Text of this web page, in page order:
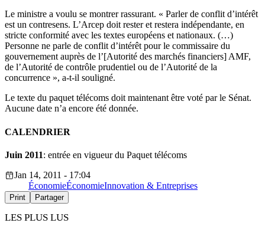
Le ministre a voulu se montrer rassurant. « Parler de conflit d’intérêt
est un contresens. L’Arcep doit rester et restera indépendante, en
stricte conformité avec les textes européens et nationaux. (…)
Personne ne parle de conflit d’intérêt pour le commissaire du
gouvernement auprès de l’[Autorité des marchés financiers] AMF,
de l’Autorité de contrôle prudentiel ou de l’Autorité de la
concurrence », a-t-il souligné.
Le texte du paquet télécoms doit maintenant être voté par le Sénat.
Aucune date n’a encore été donnée.
CALENDRIER
Juin 2011: entrée en vigueur du Paquet télécoms
Jan 14, 2011 - 17:04
ÉconomieÉconomieInnovation & Entreprises
Print Partager
LES PLUS LUS